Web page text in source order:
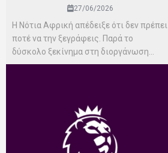
27/06/2026
Η Νότια Αφρική απέδειξε ότι δεν πρέπει
ποτέ να την ξεγράφεις. Παρά το
δύσκολο ξεκίνημα στη διοργάνωση...